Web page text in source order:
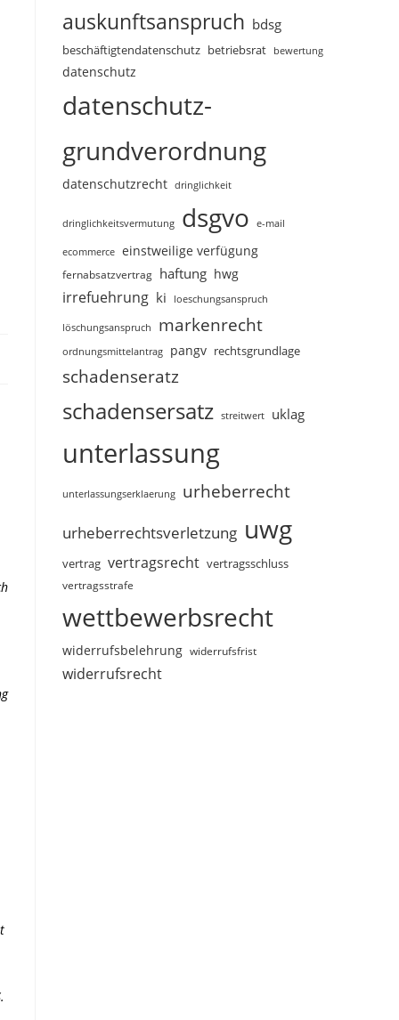
auskunftsanspruch bdsg
beschäftigtendatenschutz betriebsrat bewertung
datenschutz
datenschutz-
grundverordnung
datenschutzrecht dringlichkeit
dringlichkeitsvermutung dsgvo e-mail
ecommerce einstweilige verfügung
fernabsatzvertrag haftung hwg
irrefuehrung ki loeschungsanspruch
löschungsanspruch markenrecht
ordnungsmittelantrag pangv rechtsgrundlage
schadenseratz
schadensersatz streitwert uklag
unterlassung
unterlassungserklaerung urheberrecht
urheberrechtsverletzung uwg
vertrag vertragsrecht vertragsschluss
vertragsstrafe
wettbewerbsrecht
widerrufsbelehrung widerrufsfrist
widerrufsrecht